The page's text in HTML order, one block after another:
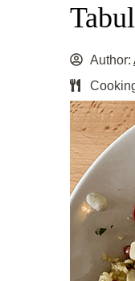
Author: